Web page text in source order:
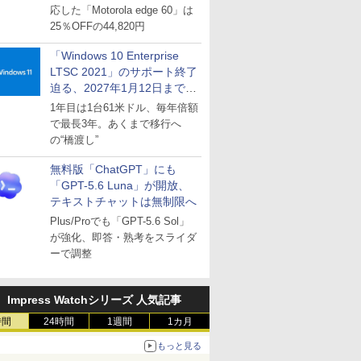
応した「Motorola edge 60」は
25％OFFの44,820円
「Windows 10 Enterprise
LTSC 2021」のサポート終了
迫る、2027年1月12日まで
～ESUは9月1日から販売
1年目は1台61米ドル、毎年倍額
で最長3年。あくまで移行へ
の“橋渡し”
無料版「ChatGPT」にも
「GPT-5.6 Luna」が開放、
テキストチャットは無制限へ
Plus/Proでも「GPT-5.6 Sol」
が強化、即答・熟考をスライダ
ーで調整
Impress Watchシリーズ 人気記事
24時間 1週間 1カ月
もっと見る